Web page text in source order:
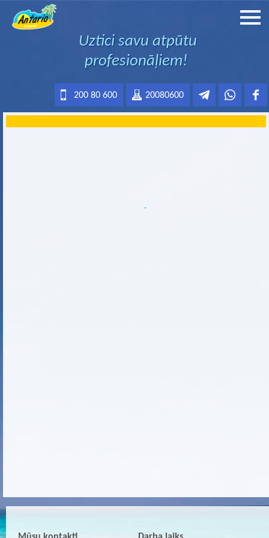
Uztici savu atpūtu
profesionāļiem!
20080600
200 80 600